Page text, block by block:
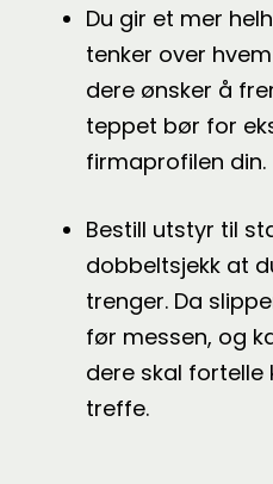
Du gir et mer
tenker over
dere ønsker å
teppet bør for
firmaprofilen din.
Bestill utstyr til
dobbeltsjekk at
trenger. Da
før messen, og
dere skal fortelle
treffe.